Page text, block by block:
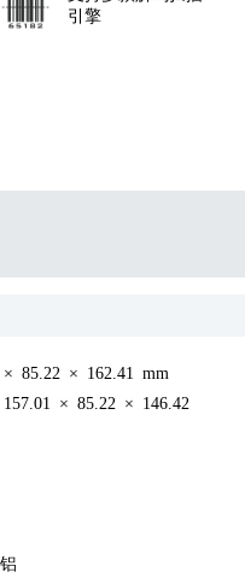
引擎
× 85.22 × 162.41 mm
× 85.22 × 146.42